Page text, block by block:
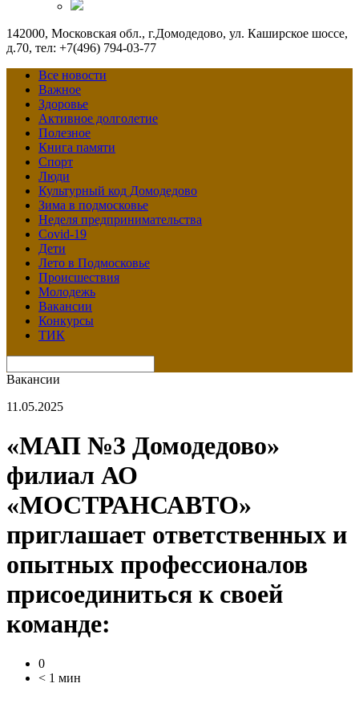
142000, Московская обл., г.Домодедово, ул. Каширское шоссе,
д.70, тел: +7(496) 794-03-77
Все новости
Важное
Здоровье
Активное долголетие
Полезное
Книга памяти
Спорт
Люди
Культурный код Домодедово
Зима в подмосковье
Неделя предпринимательства
Covid-19
Дети
Лето в Подмосковье
Происшествия
Молодежь
Вакансии
Конкурсы
ТИК
Вакансии
11.05.2025
«МАП №3 Домодедово»
филиал АО
«МОСТРАНСАВТО»
приглашает ответственных и
опытных профессионалов
присоединиться к своей
команде:
0
< 1 мин